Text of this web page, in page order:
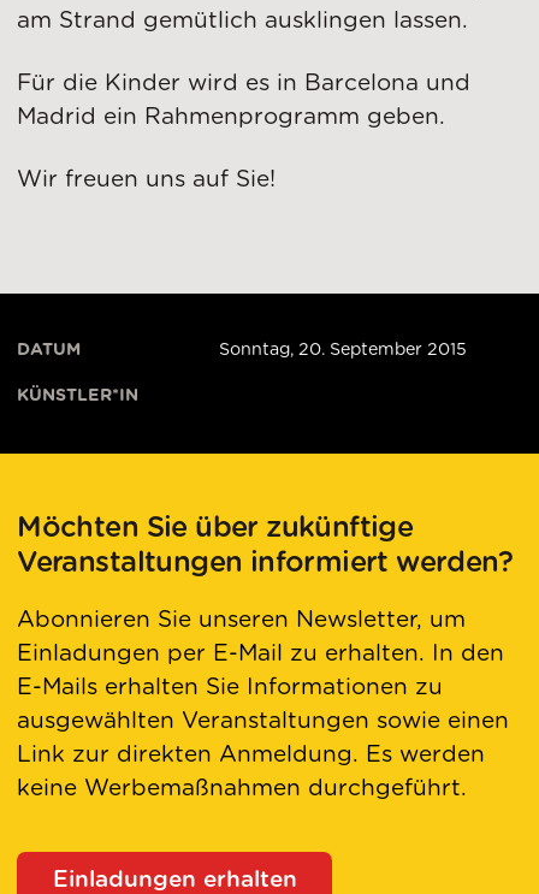
am Strand gemütlich ausklingen lassen.
Für die Kinder wird es in Barcelona und
Madrid ein Rahmenprogramm geben.
Wir freuen uns auf Sie!
DATUM Sonntag, 20. September 2015
KÜNSTLER*IN
Möchten Sie über zukünftige
Veranstaltungen informiert werden?
Abonnieren Sie unseren Newsletter, um
Einladungen per E-Mail zu erhalten. In den
E-Mails erhalten Sie Informationen zu
ausgewählten Veranstaltungen sowie einen
Link zur direkten Anmeldung. Es werden
keine Werbemaßnahmen durchgeführt.
Einladungen erhalten